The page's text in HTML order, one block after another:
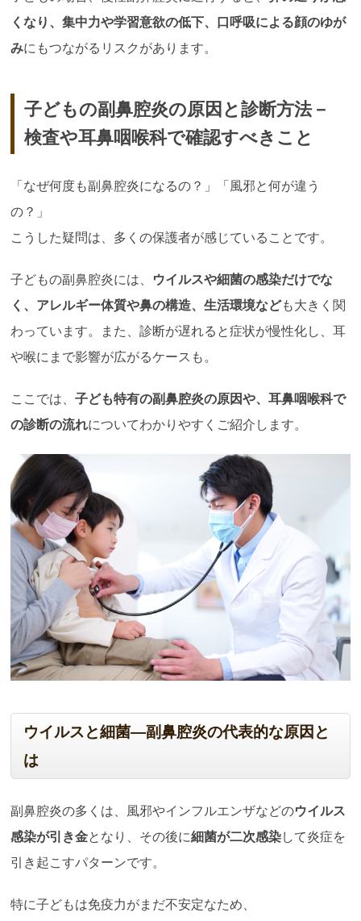
くなり、集中力や学習意欲の低下、口呼吸による顔のゆが
みにもつながるリスクがあります。
子どもの副鼻腔炎の原因と診断方法－
検査や耳鼻咽喉科で確認すべきこと
「なぜ何度も副鼻腔炎になるの？」「風邪と何が違う
の？」
こうした疑問は、多くの保護者が感じていることです。
子どもの副鼻腔炎には、 ウイルスや細菌の感染だけでな
く、アレルギー体質や鼻の構造、生活環境なども大きく関
わっています。また、診断が遅れると症状が慢性化し、耳
や喉にまで影響が広がるケースも。
ここでは、子ども特有の副鼻腔炎の原因や、耳鼻咽喉科で
の診断の流れについてわかりやすくご紹介します。
ウイルスと細菌―副鼻腔炎の代表的な原因と
は
副鼻腔炎の多くは、風邪やインフルエンザなどのウイルス
感染が引き金となり、その後に細菌が二次感染して炎症を
引き起こすパターンです。
特に子どもは免疫力がまだ不安定なため、